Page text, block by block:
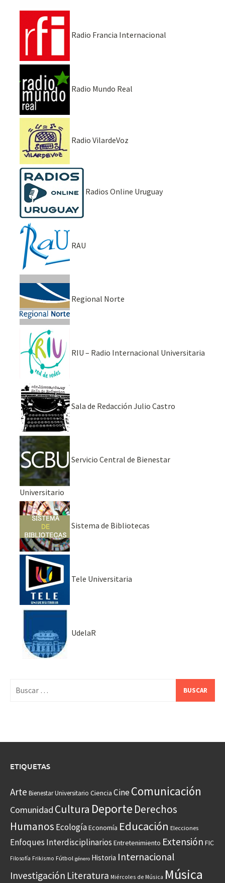
Radio Francia Internacional
Radio Mundo Real
Radio VilardeVoz
Radios Online Uruguay
RAU
Regional Norte
RIU – Radio Internacional Universitaria
Sala de Redacción Julio Castro
Servicio Central de Bienestar
Universitario
Sistema de Bibliotecas
Tele Universitaria
UdelaR
ETIQUETAS
Arte Bienestar Universitario Ciencia CineComunicación
Comunidad Cultura Deporte Derechos
Humanos EcologíaEconomía Educación Elecciones
Enfoques Interdisciplinarios Entretenimiento Extensión FIC
Filosofía Frikismo Fútbol género Historia Internacional
Investigación Literatura Miércoles de Música Música